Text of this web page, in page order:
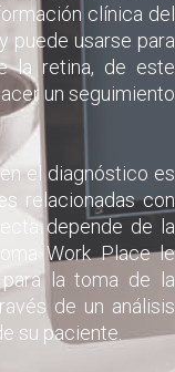
clínica del
puede usarse para
la retina, de este
un seguimiento
el diagnóstico es
relacionadas con
depende de la
Work Place le
la toma de la
de un análisis
su paciente.